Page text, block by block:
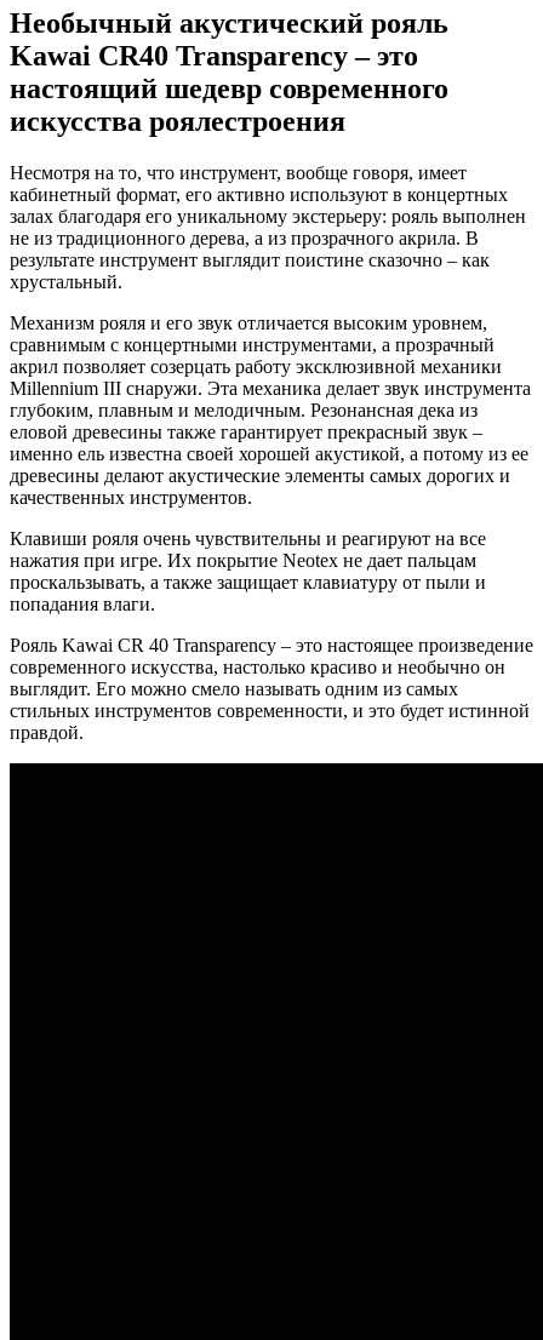
Необычный акустический рояль
Kawai CR40 Transparency – это
настоящий шедевр современного
искусства роялестроения
Несмотря на то, что инструмент, вообще говоря, имеет
кабинетный формат, его активно используют в концертных
залах благодаря его уникальному экстерьеру: рояль выполнен
не из традиционного дерева, а из прозрачного акрила. В
результате инструмент выглядит поистине сказочно – как
хрустальный.
Механизм рояля и его звук отличается высоким уровнем,
сравнимым с концертными инструментами, а прозрачный
акрил позволяет созерцать работу эксклюзивной механики
Millennium III снаружи. Эта механика делает звук инструмента
глубоким, плавным и мелодичным. Резонансная дека из
еловой древесины также гарантирует прекрасный звук –
именно ель известна своей хорошей акустикой, а потому из ее
древесины делают акустические элементы самых дорогих и
качественных инструментов.
Клавиши рояля очень чувствительны и реагируют на все
нажатия при игре. Их покрытие Neotex не дает пальцам
проскальзывать, а также защищает клавиатуру от пыли и
попадания влаги.
Рояль Kawai CR 40 Transparency – это настоящее произведение
современного искусства, настолько красиво и необычно он
выглядит. Его можно смело называть одним из самых
стильных инструментов современности, и это будет истинной
правдой.